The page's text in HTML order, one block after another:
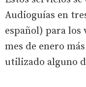
Audioguías en
español) para los
mes de enero
utilizado alguno